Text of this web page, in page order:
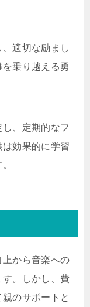
適切な励まし
乗り越える勇
、定期的なフ
効果的に学習
上から音楽への
。しかし、費
のサポートと